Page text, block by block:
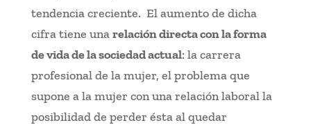
tendencia creciente. El aumento de dicha
cifra tiene unarelación directa con la forma
de vida de la sociedad actual: la carrera
profesional de la mujer, el problema que
supone a la mujer con una relación laboral la
posibilidad de perder ésta al quedar